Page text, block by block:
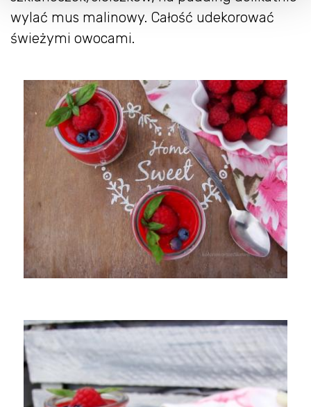
wylać mus malinowy. Całość udekorować
świeżymi owocami.